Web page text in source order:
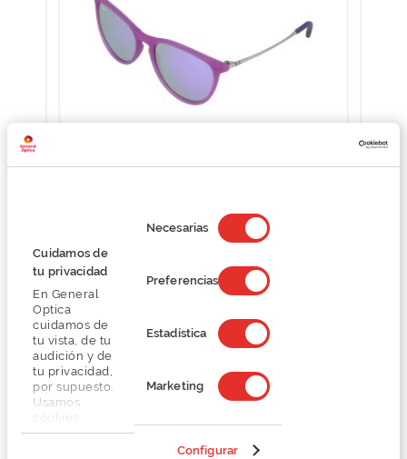
Cuidamos de
tu privacidad
En General
Optica
cuidamos de
tu vista, de tu
audición y de
tu privacidad,
por supuesto.
Usamos
propias y de
de
consentimiento
Necesarias
Preferencias
Estadística
Marketing
Configurar
Ray Ban Junior RJ9060S
Detalhes